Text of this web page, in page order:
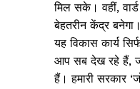
मिल सके। वहीं,
बेहतरीन केंद्र
यह विकास कार्य
आप सब देख रहे हैं,
हैं। हमारी सरकार